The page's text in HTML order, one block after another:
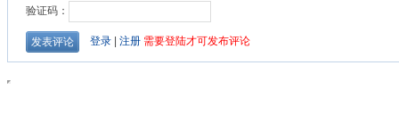
验证码：
登录 注册 需要登陆才可发布评论